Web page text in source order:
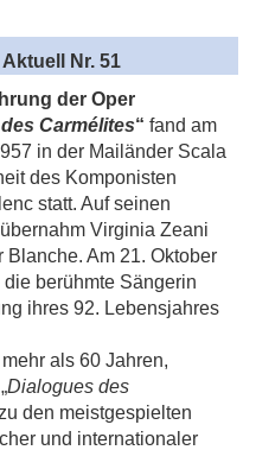
Aktuell
Nr. 51
der Oper
Carmélites“ fand am
in der Mailänder Scala
des Komponisten
statt. Auf seinen
Virginia Zeani
Blanche. Am 21. Oktober
berühmte Sängerin
ihres 92. Lebensjahres
als 60 Jahren,
Dialogues des
den meistgespielten
und internationaler